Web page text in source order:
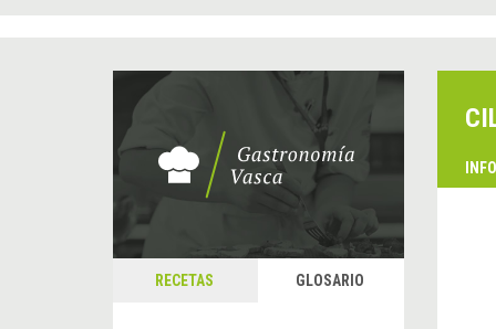
RECETAS GLOSARIO